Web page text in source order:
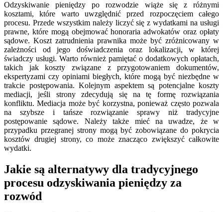
Odzyskiwanie pieniędzy po rozwodzie wiąże się z różnymi
kosztami, które warto uwzględnić przed rozpoczęciem całego
procesu. Przede wszystkim należy liczyć się z wydatkami na usługi
prawne, które mogą obejmować honoraria adwokatów oraz opłaty
sądowe. Koszt zatrudnienia prawnika może być zróżnicowany w
zależności od jego doświadczenia oraz lokalizacji, w której
świadczy usługi. Warto również pamiętać o dodatkowych opłatach,
takich jak koszty związane z przygotowaniem dokumentów,
ekspertyzami czy opiniami biegłych, które mogą być niezbędne w
trakcie postępowania. Kolejnym aspektem są potencjalne koszty
mediacji, jeśli strony zdecydują się na tę formę rozwiązania
konfliktu. Mediacja może być korzystna, ponieważ często pozwala
na szybsze i tańsze rozwiązanie sprawy niż tradycyjne
postępowanie sądowe. Należy także mieć na uwadze, że w
przypadku przegranej strony mogą być zobowiązane do pokrycia
kosztów drugiej strony, co może znacząco zwiększyć całkowite
wydatki.
Jakie są alternatywy dla tradycyjnego
procesu odzyskiwania pieniędzy za
rozwód